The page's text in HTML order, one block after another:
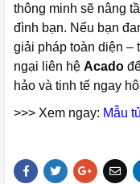
thông minh sẽ nâng
đình bạn. Nếu bạn
giải pháp toàn diện –
ngại liên hệ Acado
hảo và tinh tế ngay
>>> Xem ngay: Mẫu